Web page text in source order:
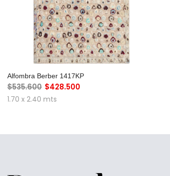
AGREGAR AL CARRO
Alfombra Berber 1417KP
$535.600 $428.500
1.70 x 2.40 mts